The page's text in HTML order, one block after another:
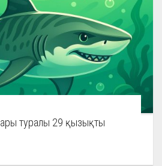
туралы 29 қызықты